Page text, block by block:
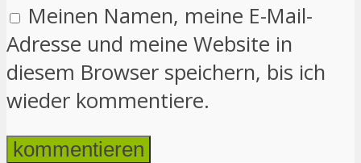
Meinen Namen, meine E-Mail-
Adresse und meine Website in
diesem Browser speichern, bis ich
wieder kommentiere.